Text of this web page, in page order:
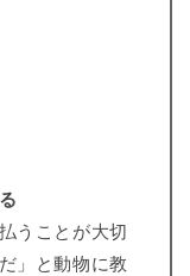
うことが大切
」と動物に教